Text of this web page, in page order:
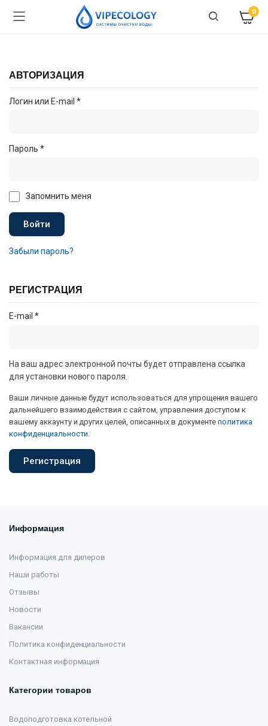
0
АВТОРИЗАЦИЯ
Логин или E-mail *
Пароль *
Запомнить меня
Войти
Забыли пароль?
РЕГИСТРАЦИЯ
E-mail *
На ваш адрес электронной почты будет отправлена ссылка
для установки нового пароля.
Ваши личные данные будут использоваться для упрощения вашего
дальнейшего взаимодействия с сайтом, управления доступом к
вашему аккаунту и других целей, описанных в документеполитика
конфиденциальности
Регистрация
Информация
Информация для дилеров
Наши работы
Отзывы
Новости
Вакансии
Политика конфиденциальности
Контактная информация
Категории товаров
Водоподготовка котельной